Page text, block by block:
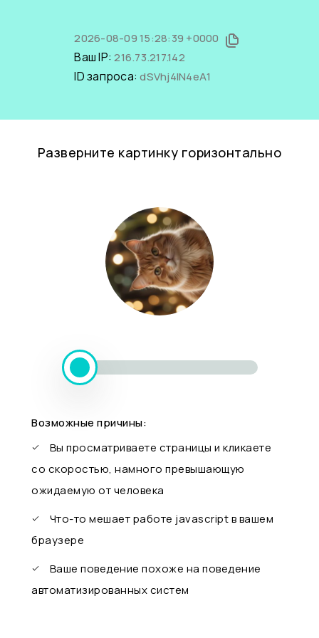
2026-08-09 15:28:39 +0000
Ваш IP:216.73.217.142
ID запроса:dSVhj4IN4eA1
Разверните картинку горизонтально
Возможные причины:
Вы просматриваете страницы и кликаете
со скоростью, намного превышающую
ожидаемую от человека
Что-то мешает работе javascript в вашем
браузере
Ваше поведение похоже на поведение
автоматизированных систем